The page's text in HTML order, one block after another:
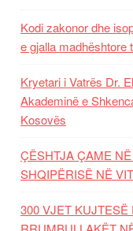
Kodi zakonor dhe
e gjalla madhështore
Kryetari i Vatrës Dr.
Akademinë e
Kosovës
ÇËSHTJA ÇAME
SHQIPËRISË NË
300 VJET KUJTESË